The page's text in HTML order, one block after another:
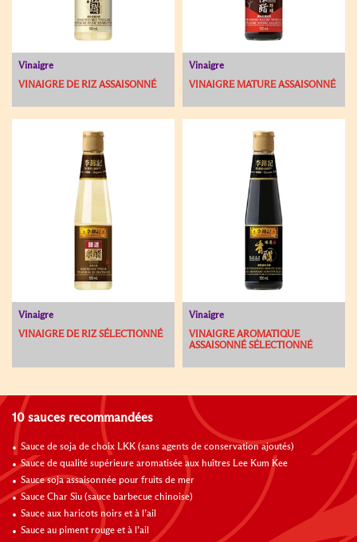
Vinaigre
VINAIGRE DE RIZ ASSAISONNÉ
Vinaigre
VINAIGRE MATURE ASSAISONNÉ
Vinaigre
VINAIGRE DE RIZ SÉLECTIONNÉ
Vinaigre
VINAIGRE AROMATIQUE
ASSAISONNÉ SÉLECTIONNÉ
10 sauces recommandées
Sauce de soja de choix LKK (sans agents de conservation ajoutés)
Sauce de qualité supérieure aromatisée aux huîtres Lee Kum Kee
Sauce soja assaisonnée pour fruits de mer
Sauce Char Siu (sauce barbecue chinoise)
Sauce aux haricots noirs et à l’ail
Sauce au piment rouge et à l’ail